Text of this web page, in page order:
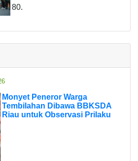
80.
Monyet Peneror Warga
Tembilahan Dibawa BBKSDA
Riau untuk Observasi Prilaku